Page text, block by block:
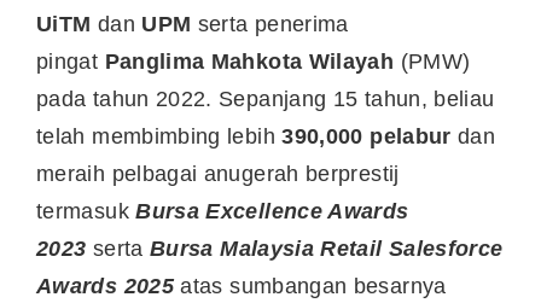
UiTM dan UPM serta penerima
pingat Panglima Mahkota Wilayah (PMW)
pada tahun 2022. Sepanjang 15 tahun, beliau
telah membimbing lebih390,000 pelabur dan
meraih pelbagai anugerah berprestij
termasukBursa Excellence Awards
2023 serta Bursa Malaysia Retail Salesforce
Awards 2025 atas sumbangan besarnya